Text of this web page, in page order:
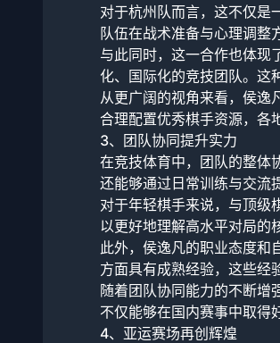
对于杭州队而言，这不仅是
队伍在战术准备与心理调整
与此同时，这一合作也体现
化、国际化的竞技团队。这
从更广阔的视角来看，侯逸
合理配置优秀棋手资源，各
3、团队协同提升实力
在竞技体育中，团队的整体
还能够通过日常训练与交流
对于年轻棋手来说，与顶级
以更好地理解高水平对局的
此外，侯逸凡的职业态度和
方面具有成熟经验，这些经
随着团队协同能力的不断增
不仅能够在国内赛事中取得
4、亚运赛场再创辉煌